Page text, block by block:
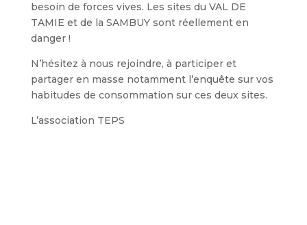
besoin de forces vives. Les sites du VAL DE
TAMIE et de la SAMBUY sont réellement en
danger !
N’hésitez à nous rejoindre, à participer et
partager en masse notamment l’enquête sur vos
habitudes de consommation sur ces deux sites.
L’association TEPS